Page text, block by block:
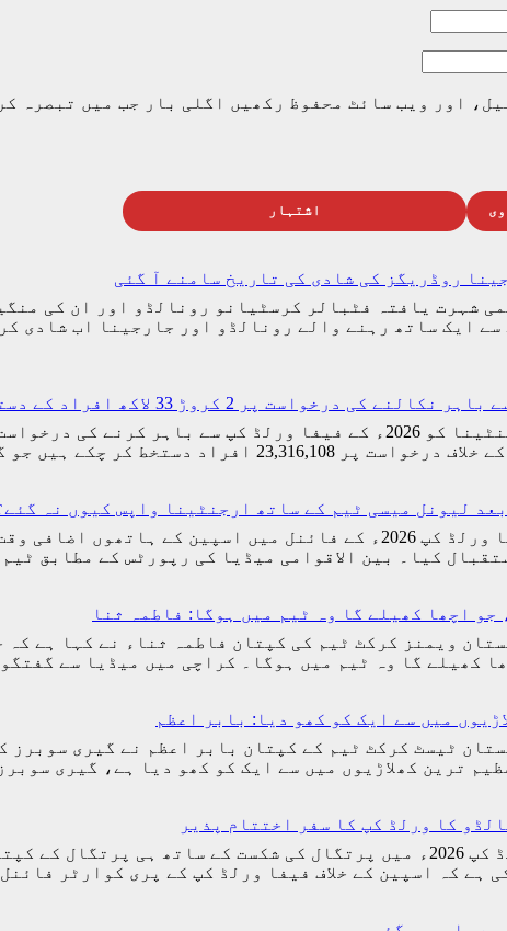
اور ویب سائٹ محفوظ رکھیں اگلی بار جب میں تبصرہ
اشتہار
روڈریگز کی شادی کی تاریخ سامنے آ گئی
شہرت یافتہ فٹبالر کرسٹیانو رونالڈو اور ان کی
ایک ساتھ رہنے والے رونالڈو اور جارجینا اب شادی
درخواست پر 2 کروڑ 33 لاکھ افراد کے دستخط
اسلام آباد (مانند نیوز) ارجنٹینا کو 2026ء کے فیفا
گنیز عالمی ریکارڈ توڑنے کے قریب پہنچ گئی تھی۔…
لیونل میسی ٹیم کے ساتھ ارجنٹینا واپس کیوں نہ
کیا۔ بین الاقوامی میڈیا کی رپورٹس کے مطابق
جو اچھا کھیلے گا وہ ٹیم میں ہوگا: فاطمہ ثنا
ویمنز کرکٹ ٹیم کی کپتان فاطمہ ثناء نے کہا ہے
کھیلے گا وہ ٹیم میں ہوگا۔ کراچی میں میڈیا سے
میں سے ایک کو کھو دیا: بابر اعظم
ٹیسٹ کرکٹ ٹیم کے کپتان بابر اعظم نے گیری
ترین کھلاڑیوں میں سے ایک کو کھو دیا ہے، گیری
کا ورلڈ کپ کا سفر اختتام پذیر
اسلام آباد (مانند نیوز) ورلڈ کپ 2026ء میں پرتگال کی شکست
ہے کہ اسپین کے خلاف فیفا ورلڈ کپ کے پری کوارٹر